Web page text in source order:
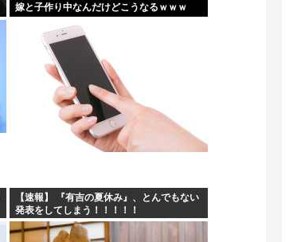
嫁と子作り中なんだけどこうなるｗｗｗ
【速報】 『有吉の夏休み』、とんでもない
発表をしてしまう！！！！！